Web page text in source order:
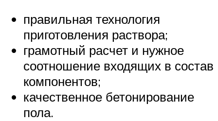
правильная технология
приготовления раствора;
грамотный расчет и нужное
соотношение входящих в состав
компонентов;
качественное бетонирование
пола.